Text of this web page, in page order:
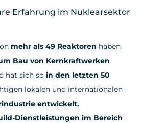
Erfahrung im Nuklearsektor
mehr als 49 Reaktoren haben
Bau von Kernkraftwerken
hat sich so in den letzten 50
lokalen und internationalen
entwickelt.
Dienstleistungen im Bereich